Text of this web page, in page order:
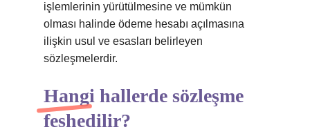
işlemlerinin yürütülmesine ve mümkün
olması halinde ödeme hesabı açılmasına
ilişkin usul ve esasları belirleyen
sözleşmelerdir.
Hangi hallerde sözleşme
feshedilir?